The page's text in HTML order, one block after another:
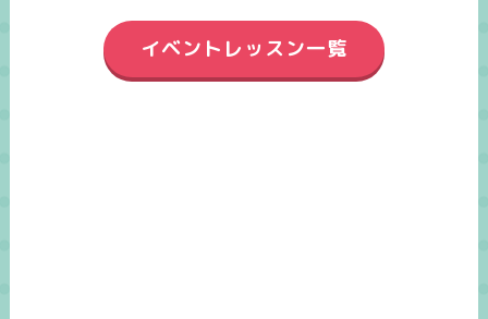
イベントレッスン一覧